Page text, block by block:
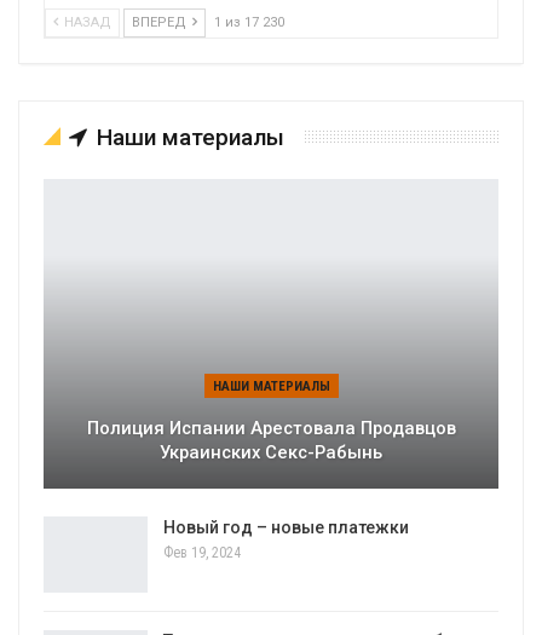
НАЗАД ВПЕРЕД 1 из 17 230
Наши материалы
НАШИ МАТЕРИАЛЫ
Полиция Испании Арестовала Продавцов
Украинских Секс-Рабынь
Новый год – новые платежки
Фев 19, 2024